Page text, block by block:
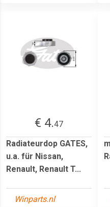
€ 4.47
Radiateurdop GATES,
u.a. für Nissan,
Renault, Renault T...
Winparts.nl